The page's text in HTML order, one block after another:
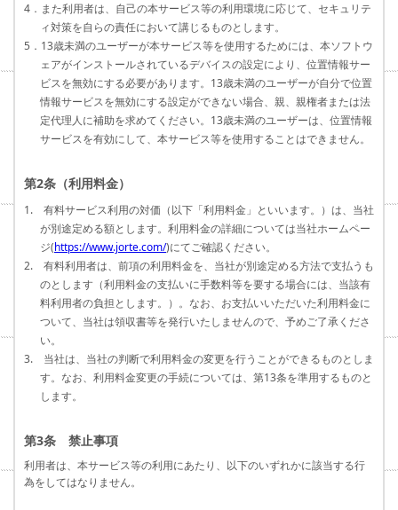
4．また利用者は、自己の本サービス等の利用環境に応じて、セキュリテ
ィ対策を自らの責任において講じるものとします。
5．13歳未満のユーザーが本サービス等を使用するためには、本ソフトウ
ェアがインストールされているデバイスの設定により、位置情報サー
ビスを無効にする必要があります。13歳未満のユーザーが自分で位置
情報サービスを無効にする設定ができない場合、親、親権者または法
定代理人に補助を求めてください。13歳未満のユーザーは、位置情報
サービスを有効にして、本サービス等を使用することはできません。
第2条（利用料金）
1. 有料サービス利用の対価（以下「利用料金」といいます。）は、当社
が別途定める額とします。利用料金の詳細については当社ホームペー
ジ(https://www.jorte.com/)にてご確認ください。
2. 有料利用者は、前項の利用料金を、当社が別途定める方法で支払うも
のとします（利用料金の支払いに手数料等を要する場合には、当該有
料利用者の負担とします。）。なお、お支払いいただいた利用料金に
ついて、当社は領収書等を発行いたしませんので、予めご了承くださ
い。
3. 当社は、当社の判断で利用料金の変更を行うことができるものとしま
す。なお、利用料金変更の手続については、第13条を準用するものと
します。
第3条 禁止事項
利用者は、本サービス等の利用にあたり、以下のいずれかに該当する行
為をしてはなりません。